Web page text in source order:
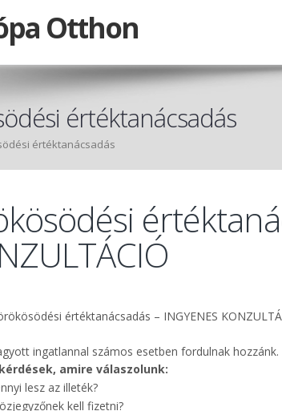
értéktanácsadás
értéktanácsadás
értéktanácsadás – INGYENES
ingatlannal számos esetben fordulnak hozzánk.
amire válaszolunk:
lesz az illeték?
kell fizetni?